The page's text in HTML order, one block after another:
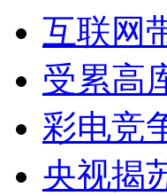
互联网
受累高
彩电竞
央视揭